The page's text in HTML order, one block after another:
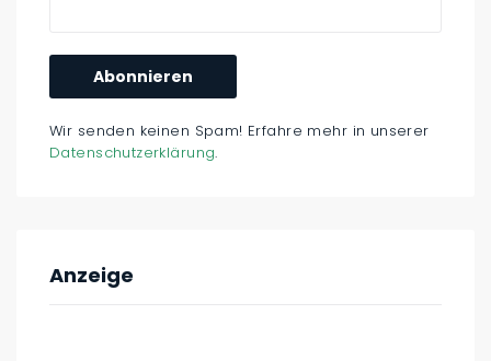
Wir senden keinen Spam! Erfahre mehr in unserer
Datenschutzerklärung.
Anzeige